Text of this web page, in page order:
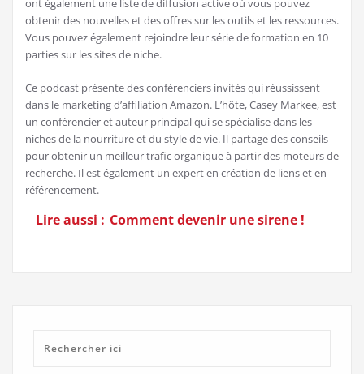
ont également une liste de diffusion active où vous pouvez
obtenir des nouvelles et des offres sur les outils et les ressources.
Vous pouvez également rejoindre leur série de formation en 10
parties sur les sites de niche.
Ce podcast présente des conférenciers invités qui réussissent
dans le marketing d’affiliation Amazon. L’hôte, Casey Markee, est
un conférencier et auteur principal qui se spécialise dans les
niches de la nourriture et du style de vie. Il partage des conseils
pour obtenir un meilleur trafic organique à partir des moteurs de
recherche. Il est également un expert en création de liens et en
référencement.
Lire aussi : Comment devenir une sirene !